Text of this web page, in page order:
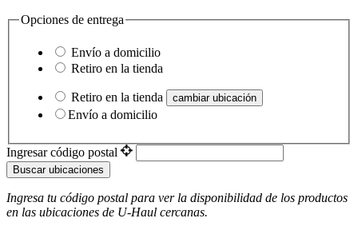
Opciones de entrega
Envío a domicilio
Retiro en la tienda
Retiro en la tienda cambiar ubicación
Envío a domicilio
Ingresar código postal
Buscar ubicaciones
Ingresa tu código postal para ver la disponibilidad de los productos
en las ubicaciones de U-Haul ​​​​​​​ cercanas.